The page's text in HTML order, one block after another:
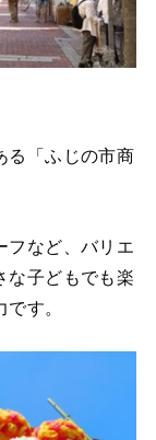
る「ふじの市商
フなど、バリエ
な子どもでも楽
す。